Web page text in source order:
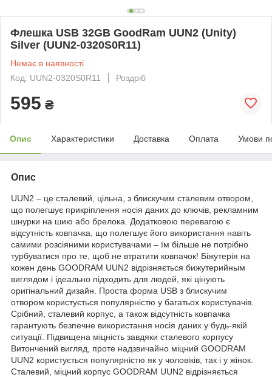
Флешка USB 32GB GoodRam UUN2 (Unity)
Silver (UUN2-0320S0R11)
Немає в наявності
Код: UUN2-0320S0R11
Роздріб
595 ₴
Опис Характеристики Доставка Оплата Умови
Опис
UUN2 – це сталевий, цільна, з блискучим сталевим отвором,
що полегшує прикріплення носія даних до ключів, рекламним
шнурки на шию або брелока. Додатковою перевагою є
відсутність ковпачка, що полегшує його використання навіть
самими розсіяними користувачами – їм більше не потрібно
турбуватися про те, щоб не втратити ковпачок! Біжутерія на
кожен день GOODRAM UUN2 відрізняється бижутерийным
виглядом і ідеально підходить для людей, які цінують
оригінальний дизайн. Проста форма USB з блискучим
отвором користується популярністю у багатьох користувачів.
Срібний, сталевий корпус, а також відсутність ковпачка
гарантують безпечне використання носія даних у будь-якій
ситуації. Підвищена міцність завдяки сталевого корпусу
Витончений вигляд, проте надзвичайно міцний GOODRAM
UUN2 користується популярністю як у чоловіків, так і у жінок.
Сталевий, міцний корпус GOODRAM UUN2 відрізняється